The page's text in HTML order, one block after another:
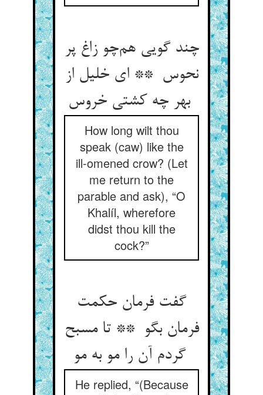
چند گویی هم‌چو زاغ پر
نحوس ** ای خلیل از
بهر چه کشتی خروس
How long wilt thou
speak (caw) like the
ill-omened crow? (Let
me return to the
parable and ask), “O
Khalíl, wherefore
didst thou kill the
cock?”
گفت فرمان حکمت
فرمان بگو ** تا مسبح
گردم آن را مو به مو
He replied, “(Because